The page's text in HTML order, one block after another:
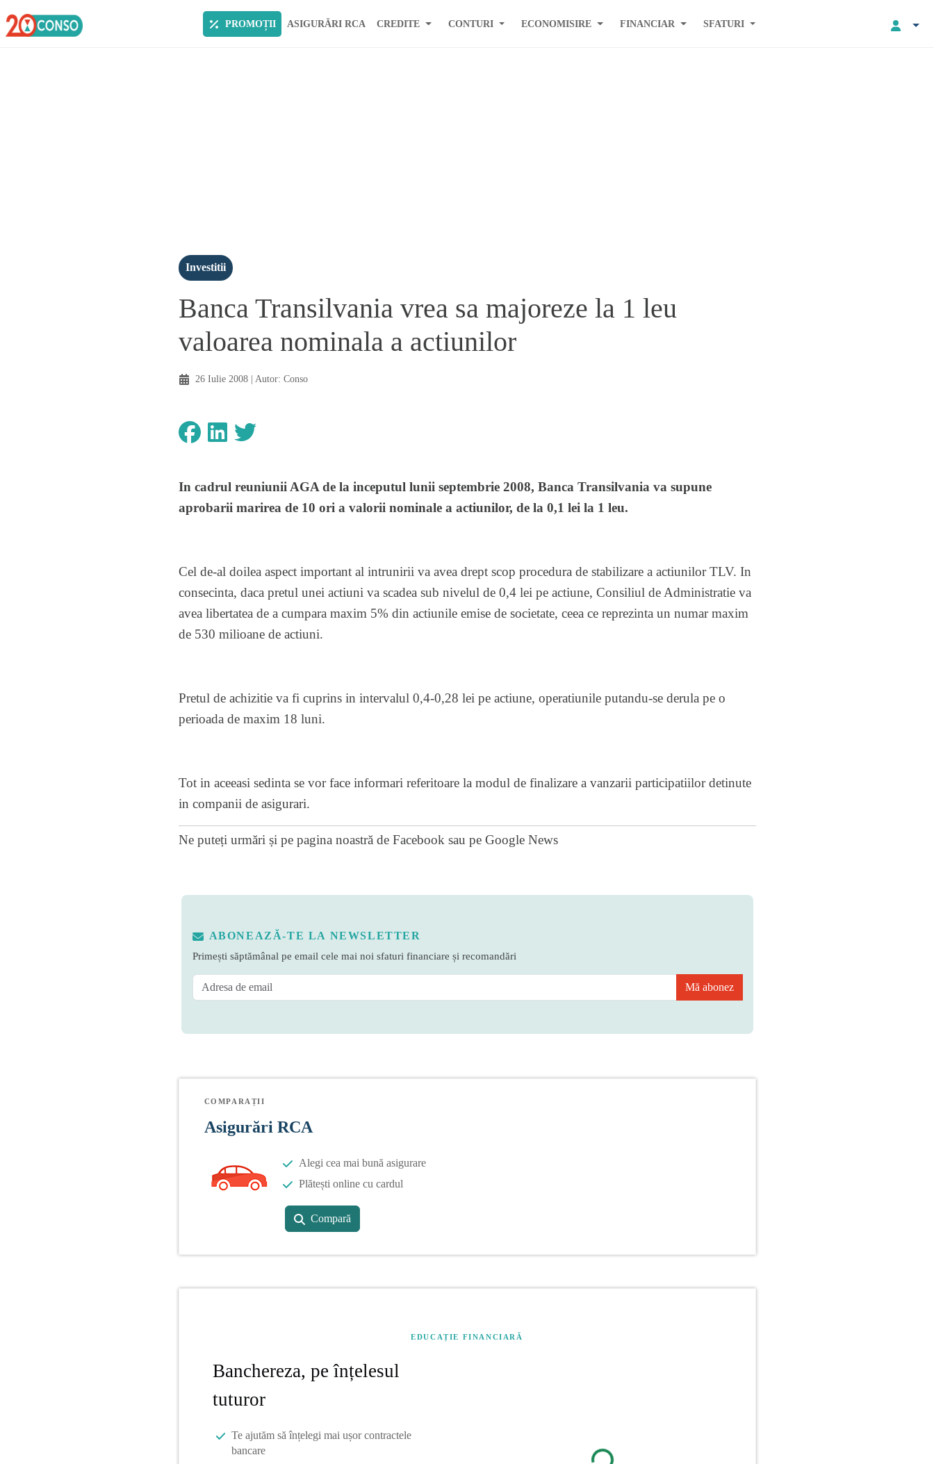
PROMOȚII ASIGURĂRI RCA CREDITE CONTURI ECONOMISIRE FINANCIAR SFATURI
Investitii
Banca Transilvania vrea sa majoreze la 1 leu
valoarea nominala a actiunilor
26 Iulie 2008| Autor: Conso
In cadrul reuniunii AGA de la inceputul lunii septembrie 2008, Banca Transilvania va supune
aprobarii marirea de 10 ori a valorii nominale a actiunilor, de la 0,1 lei la 1 leu.
Cel de-al doilea aspect important al intrunirii va avea drept scop procedura de stabilizare a actiunilor TLV. In
consecinta, daca pretul unei actiuni va scadea sub nivelul de 0,4 lei pe actiune, Consiliul de Administratie va
avea libertatea de a cumpara maxim 5% din actiunile emise de societate, ceea ce reprezinta un numar maxim
de 530 milioane de actiuni.
Pretul de achizitie va fi cuprins in intervalul 0,4-0,28 lei pe actiune, operatiunile putandu-se derula pe o
perioada de maxim 18 luni.
Tot in aceeasi sedinta se vor face informari referitoare la modul de finalizare a vanzarii participatiilor detinute
in companii de asigurari.
Ne puteți urmări și pe pagina noastră de Facebook sau pe Google News
ABONEAZĂ-TE LA NEWSLETTER
Primești săptămânal pe email cele mai noi sfaturi financiare și recomandări
Mă abonez
COMPARAȚII
Asigurări RCA
Alegi cea mai bună asigurare
Plătești online cu cardul
Compară
EDUCAȚIE FINANCIARĂ
Banchereza, pe înțelesul
tuturor
Te ajutăm să înțelegi mai ușor contractele
bancare